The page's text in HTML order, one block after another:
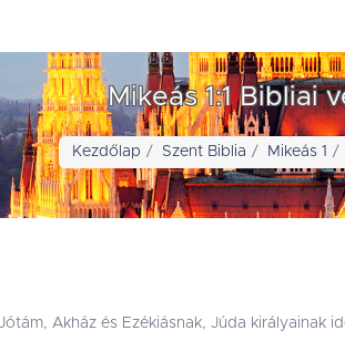
Mikeás 1:1 Bibliai
Kezdőlap Szent Biblia Mikeás 1
Akház és Ezékiásnak, Júda királyainak